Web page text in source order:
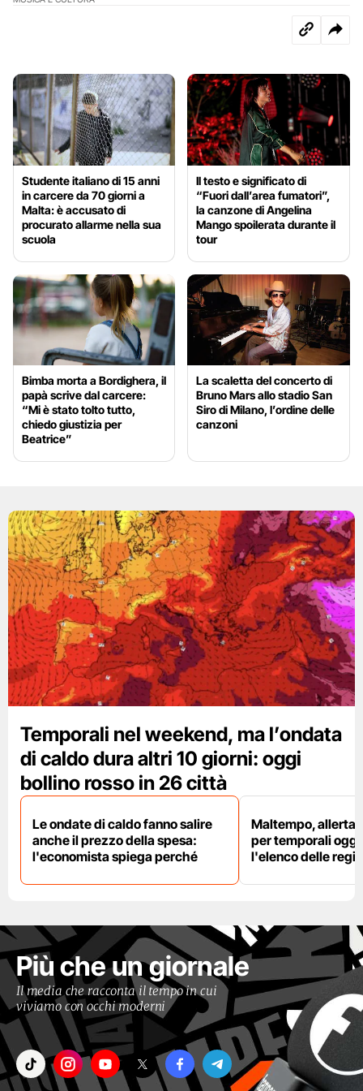
Studente italiano di 15 anni
in carcere da 70 giorni a
Malta: è accusato di
procurato allarme nella sua
scuola
Il testo e significato di
“Fuori dall’area fumatori”,
la canzone di Angelina
Mango spoilerata durante il
tour
Bimba morta a Bordighera, il
papà scrive dal carcere:
“Mi è stato tolto tutto,
chiedo giustizia per
Beatrice”
La scaletta del concerto di
Bruno Mars allo stadio San
Siro di Milano, l’ordine delle
canzoni
Temporali nel weekend, ma l’ondata
di caldo dura altri 10 giorni: oggi
bollino rosso in 26 città
Le ondate di caldo fanno salire
anche il prezzo della spesa:
l'economista spiega perché
Maltempo, allerta
per temporali oggi
l'elenco delle
Più che un giornale
Il media che racconta il tempo in cui
viviamo con occhi moderni